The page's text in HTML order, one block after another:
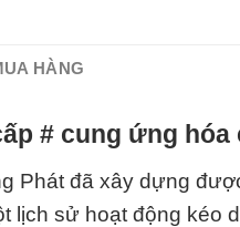
HÀNG
# cung ứng
Phát đã xây dựng
lịch sử hoạt động kéo